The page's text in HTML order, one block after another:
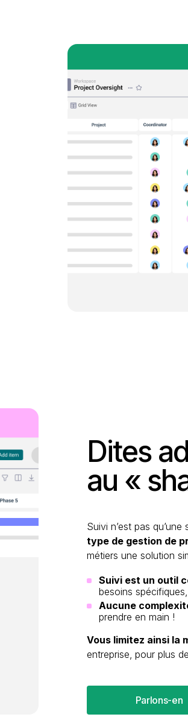
Dites
au «
Suivi n’est pas
type de gestion de
métiers une solution
Suivi est un outil
besoins
Aucune
prendre en main !
Vous limitez ainsi la
entreprise, pour plus
Parlons-en